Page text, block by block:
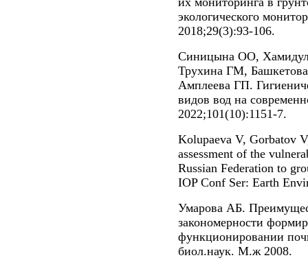
экологического
2018;29(3):93-106.
Синицына ОО,
Трухина ГМ,
Амплеева ГП.
видов вод на
2022;101(10):1151-7.
Kolupaeva V, Gorbatov
assessment of the
Russian Federation to
IOP Conf Ser: Earth
Умарова АБ.
закономерности
функционировании
биол.наук. М.ж 2008.